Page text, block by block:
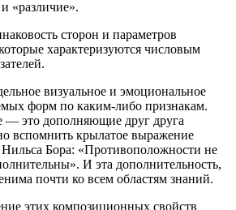
«различие».
сторон и параметров
характеризуются числовым
визуальное и эмоциональное
форм по каким-либо признакам.
— это дополняющие друг друга
вспомнить крылатое выражение
Бора: «Противоположности не
И эта дополнительность,
почти ко всем областям знаний.
этих композиционных свойств